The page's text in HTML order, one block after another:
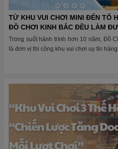
TỪ KHU VUI CHƠI MINI ĐẾN TỔ
ĐỒ CHƠI KINH BẮC ĐỀU LÀM
Trong suốt hành trình hơn 10 năm, Đồ
là đơn vị thi công khu vui chơi uy tín